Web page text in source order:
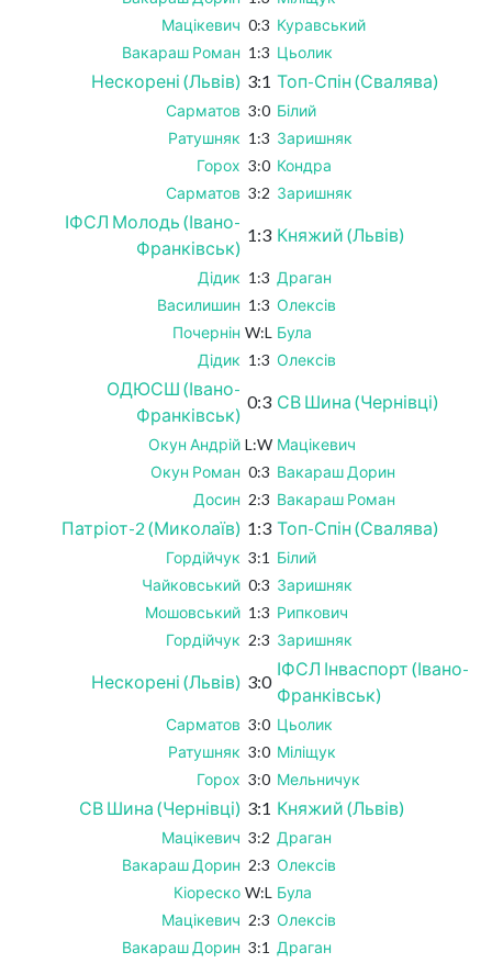
Мацікевич 0:3 Куравський
Вакараш Роман 1:3 Цьолик
Нескорені (Львів) 3:1 Топ-Спін (Свалява)
Сарматов 3:0 Білий
Ратушняк 1:3 Заришняк
Горох 3:0 Кондра
Сарматов 3:2 Заришняк
ІФСЛ Молодь (Івано-
Франківськ)
1:3 Княжий (Львів)
Дідик 1:3 Драган
Василишин 1:3 Олексів
Почернін W:L Була
Дідик 1:3 Олексів
ОДЮСШ (Івано-
Франківськ)
0:3 СВ Шина (Чернівці)
Окун Андрій L:W Мацікевич
Окун Роман 0:3 Вакараш Дорин
Досин 2:3 Вакараш Роман
Патріот-2 (Миколаїв) 1:3 Топ-Спін (Свалява)
Гордійчук 3:1 Білий
Чайковський 0:3 Заришняк
Мошовський 1:3 Рипкович
Гордійчук 2:3 Заришняк
Нескорені (Львів) 3:0
ІФСЛ Інваспорт (Івано-
Франківськ)
Сарматов 3:0 Цьолик
Ратушняк 3:0 Міліщук
Горох 3:0 Мельничук
СВ Шина (Чернівці) 3:1 Княжий (Львів)
Мацікевич 3:2 Драган
Вакараш Дорин 2:3 Олексів
Кіореско W:L Була
Мацікевич 2:3 Олексів
Вакараш Дорин 3:1 Драган